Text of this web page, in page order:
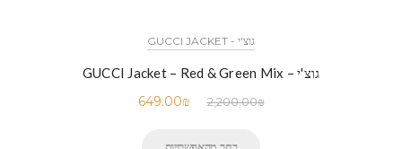
גוצ'י - GUCCI JACKET
גוצ'י – GUCCI Jacket – Red & Green Mix
2,200.00₪
649.00₪